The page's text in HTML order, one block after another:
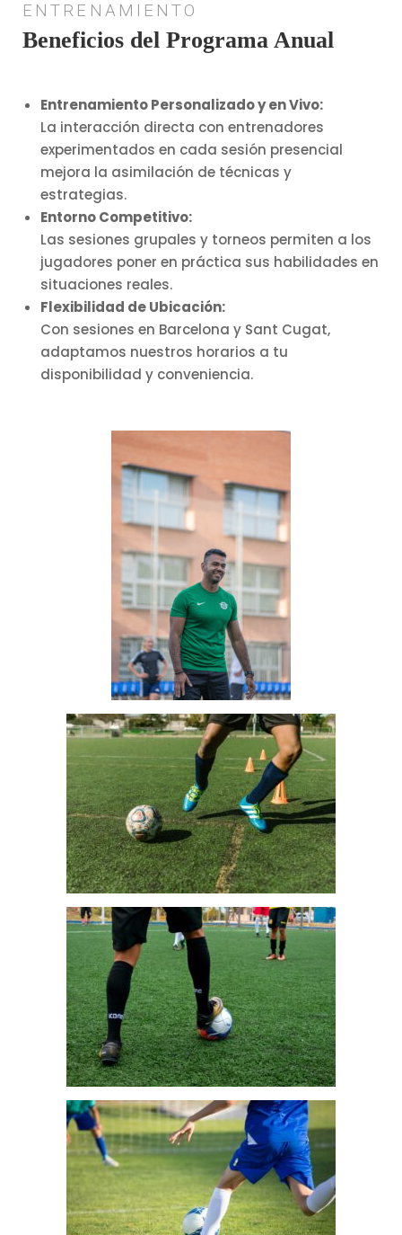
ENTRENAMIENTO
Beneficios del Programa Anual
Entrenamiento Personalizado y en Vivo:
La interacción directa con entrenadores
experimentados en cada sesión presencial
mejora la asimilación de técnicas y
estrategias.
Entorno Competitivo:
Las sesiones grupales y torneos permiten a los
jugadores poner en práctica sus habilidades en
situaciones reales.
Flexibilidad de Ubicación:
Con sesiones en Barcelona y Sant Cugat,
adaptamos nuestros horarios a tu
disponibilidad y conveniencia.